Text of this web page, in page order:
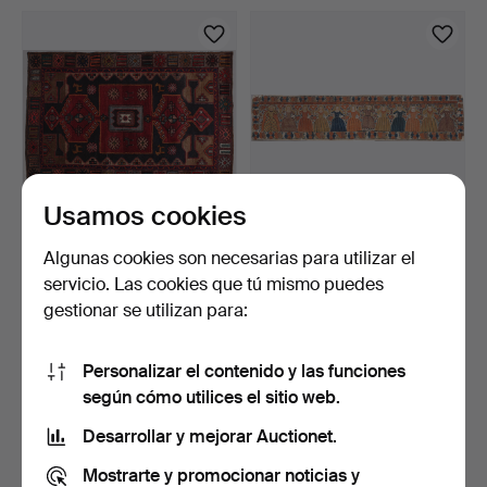
ALFOMBRA ANUDADA,
HAMADAN, ÚLTIMA PARTE
DE…
3 horas 28 min
10 pujas
PINTURA DECORATIVA
(BONADSMÅLNING),
PROBAB…
4 horas 7 min
Usamos cookies
Algunas cookies son necesarias para utilizar el
servicio. Las cookies que tú mismo puedes
gestionar se utilizan para:
Personalizar el contenido y las funciones
según cómo utilices el sitio web.
Desarrollar y mejorar Auctionet.
Mostrarte y promocionar noticias y